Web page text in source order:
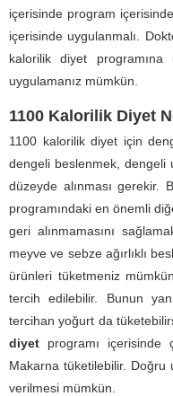
içerisinde program
içerisinde uygulanmalı.
kalorilik diyet programına
uygulamanız mümkün.
1100 Kalorilik Diyet
1100 kalorilik diyet için
dengeli beslenmek, dengeli
düzeyde alınması gerekir.
programındaki en önemli
geri alınmamasını
meyve ve sebze ağırlıklı
ürünleri tüketmeniz
tercih edilebilir. Bunun
tercihan yoğurt da
diyet programı içerisinde
Makarna tüketilebilir. Doğru
verilmesi mümkün.